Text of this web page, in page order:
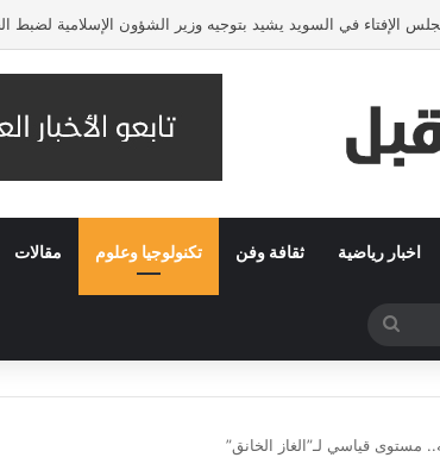
الإفتاء في السويد يشيد بتوجيه وزير الشؤون الإسلامية لضبط
اخبار رياضية ثقافة وفن تكنولوجيا وعلوم مقالات
عن
قياسي لـ”الغاز الخانق”